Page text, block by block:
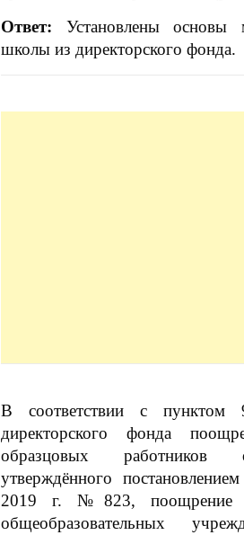
Ответ: Установлены основы
школы из директорского фонда.
В соответствии с пунктом
директорского фонда
образцовых работников
утверждённого
2019 г. №823, поощрение и
общеобразовательных